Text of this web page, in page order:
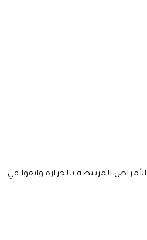
احذروا من الأمراض المرتبطة بالحرارة وابقوا في